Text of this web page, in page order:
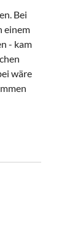
Bei
einem
- kam
wäre